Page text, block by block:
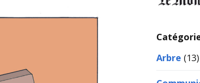
Arbre (13)